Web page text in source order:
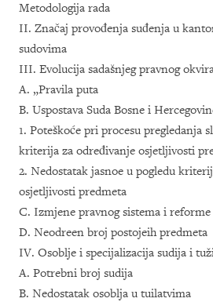
Metodologija rada
II. Značaj provođenja suđenja u
sudovima
III. Evolucija sadašnjeg pravnog
A. „Pravila puta
B. Uspostava Suda Bosne i
1. Poteškoće pri procesu pregledanja
kriterija za određivanje osjetljivosti
2. Nedostatak jasnoe u pogledu
osjetljivosti predmeta
C. Izmjene pravnog sistema i reforme
D. Neodreen broj postojeih predmeta
IV. Osoblje i specijalizacija sudija i
A. Potrebni broj sudija
B. Nedostatak osoblja u tuilatvima